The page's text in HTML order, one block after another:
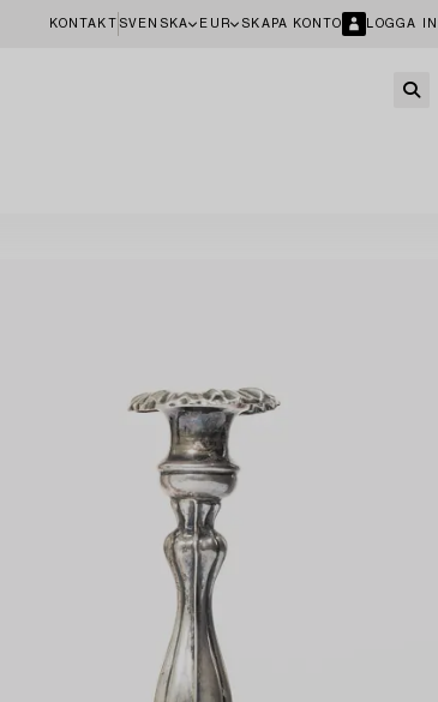
KONTAKT SVENSKA EUR SKAPA KONTO LOGGA IN